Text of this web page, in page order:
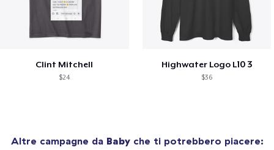
Clint Mitchell
$24
Highwater Logo L10 3
$36
Altre campagne da Babyche ti potrebbero piacere: